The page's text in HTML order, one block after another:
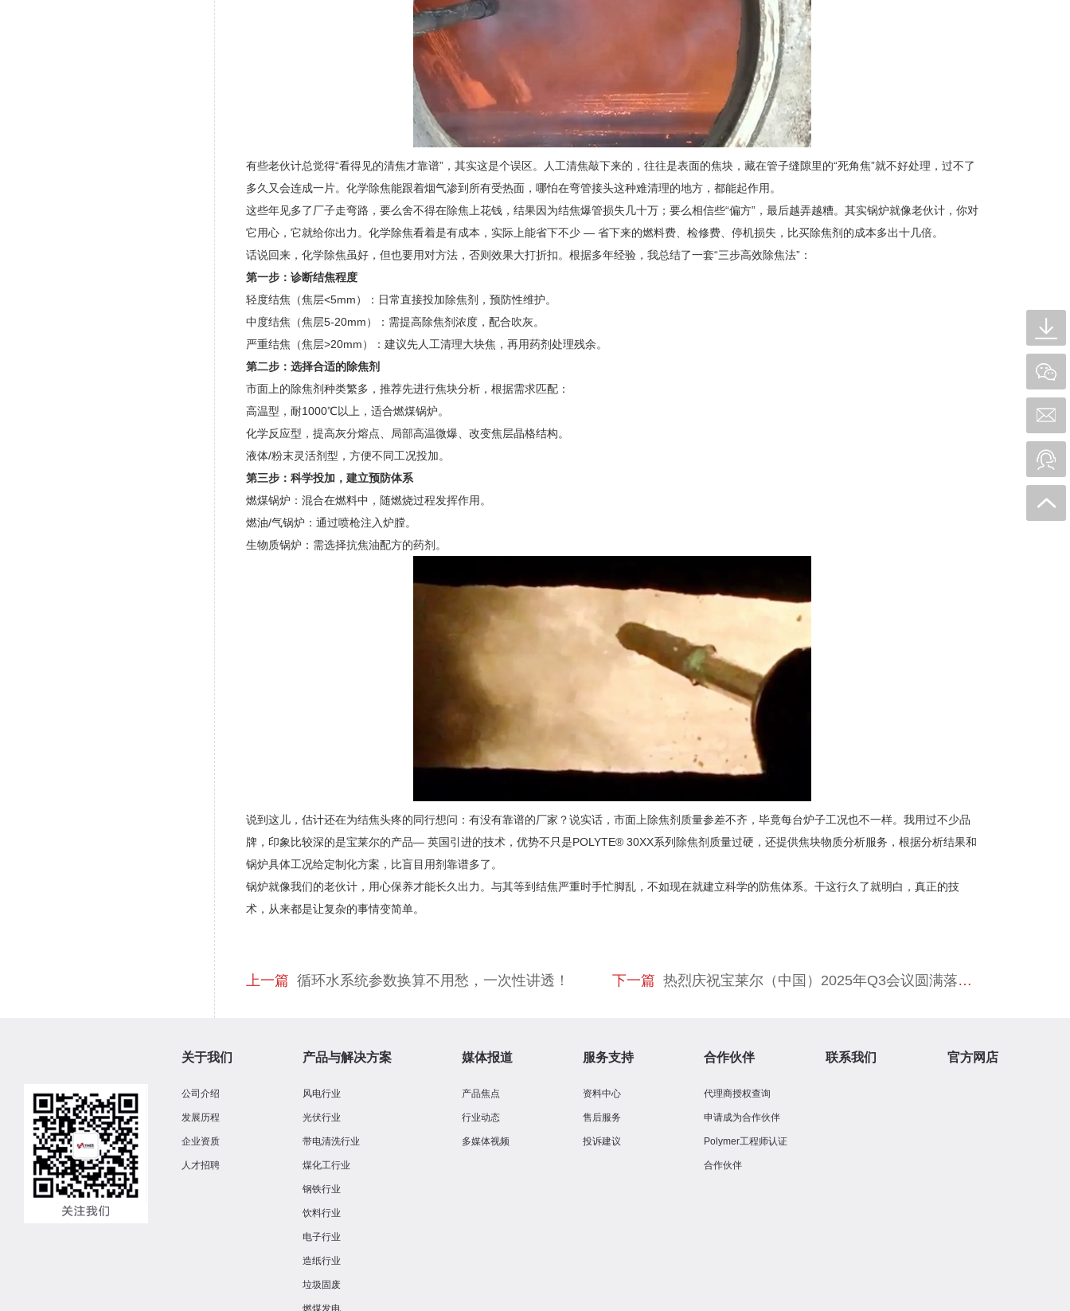
有些老伙计总觉得“看得见的清焦才靠谱”，其实这是个误区。人工清焦敲下来的，往往是表面的焦块，藏在管子缝隙里的“死角焦”就不好处理，过不了
多久又会连成一片。化学除焦能跟着烟气渗到所有受热面，哪怕在弯管接头这种难清理的地方，都能起作用。
这些年见多了厂子走弯路，要么舍不得在除焦上花钱，结果因为结焦爆管损失几十万；要么相信些“偏方”，最后越弄越糟。其实锅炉就像老伙计，你对
它用心，它就给你出力。化学除焦看着是有成本，实际上能省下不少 — 省下来的燃料费、检修费、停机损失，比买除焦剂的成本多出十几倍。
话说回来，化学除焦虽好，但也要用对方法，否则效果大打折扣。根据多年经验，我总结了一套“三步高效除焦法”：
第一步：诊断结焦程度
轻度结焦（焦层<5mm）：日常直接投加除焦剂，预防性维护。
中度结焦（焦层5-20mm）：需提高除焦剂浓度，配合吹灰。
严重结焦（焦层>20mm）：建议先人工清理大块焦，再用药剂处理残余。
第二步：选择合适的除焦剂
市面上的除焦剂种类繁多，推荐先进行焦块分析，根据需求匹配：
高温型，耐1000℃以上，适合燃煤锅炉。
化学反应型，提高灰分熔点、局部高温微爆、改变焦层晶格结构。
液体/粉末灵活剂型，方便不同工况投加。
第三步：科学投加，建立预防体系
燃煤锅炉：混合在燃料中，随燃烧过程发挥作用。
燃油/气锅炉：通过喷枪注入炉膛。
生物质锅炉：需选择抗焦油配方的药剂。
说到这儿，估计还在为结焦头疼的同行想问：有没有靠谱的厂家？说实话，市面上除焦剂质量参差不齐，毕竟每台炉子工况也不一样。我用过不少品
牌，印象比较深的是宝莱尔的产品— 英国引进的技术，优势不只是POLYTE® 30XX系列除焦剂质量过硬，还提供焦块物质分析服务，根据分析结果和
锅炉具体工况给定制化方案，比盲目用剂靠谱多了。
锅炉就像我们的老伙计，用心保养才能长久出力。与其等到结焦严重时手忙脚乱，不如现在就建立科学的防焦体系。干这行久了就明白，真正的技
术，从来都是让复杂的事情变简单。
上一篇 循环水系统参数换算不用愁，一次性讲透！ 下一篇 热烈庆祝宝莱尔（中国）2025年Q3会议圆满落幕！！！
关于我们
公司介绍
发展历程
企业资质
人才招聘
产品与解决方案
风电行业
光伏行业
带电清洗行业
煤化工行业
钢铁行业
饮料行业
电子行业
造纸行业
垃圾固废
燃煤发电
媒体报道
产品焦点
行业动态
多媒体视频
服务支持
资料中心
售后服务
投诉建议
合作伙伴
代理商授权查询
申请成为合作伙伴
Polymer工程师认证
合作伙伴
联系我们 官方网店